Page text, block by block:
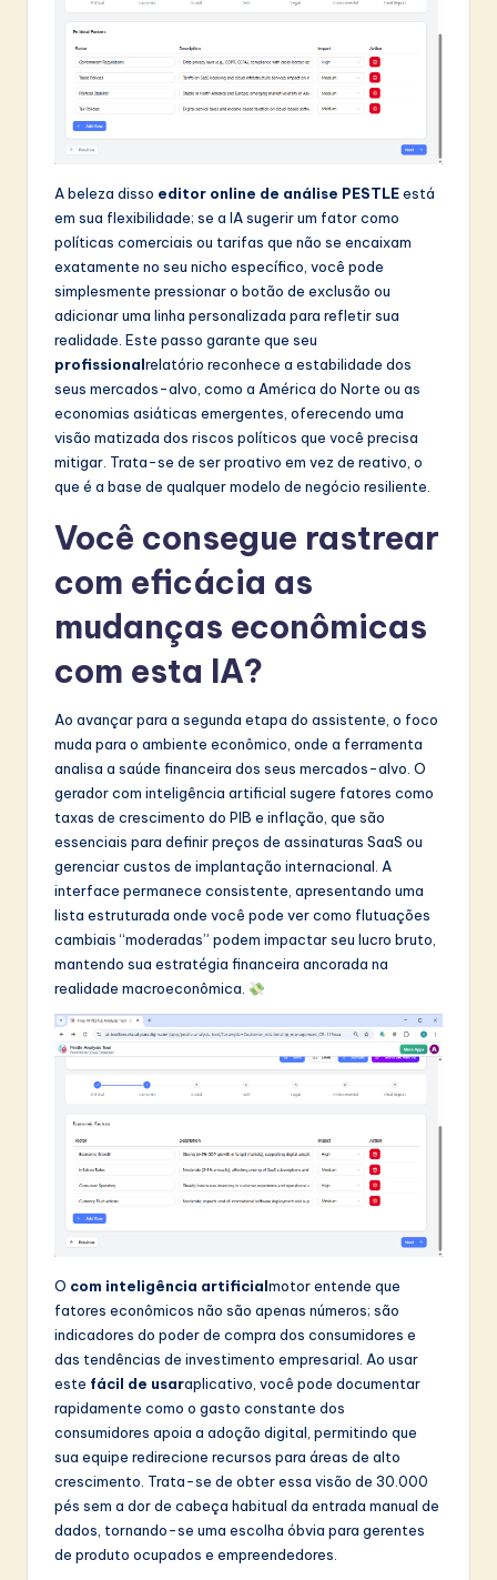
A beleza disso editor online de análise PESTLEestá
em sua flexibilidade; se a IA sugerir um fator como
políticas comerciais ou tarifas que não se encaixam
exatamente no seu nicho específico, você pode
simplesmente pressionar o botão de exclusão ou
adicionar uma linha personalizada para refletir sua
realidade. Este passo garante que seu
profissionalrelatório reconhece a estabilidade dos
seus mercados-alvo, como a América do Norte ou as
economias asiáticas emergentes, oferecendo uma
visão matizada dos riscos políticos que você precisa
mitigar. Trata-se de ser proativo em vez de reativo, o
que é a base de qualquer modelo de negócio resiliente.
Você consegue rastrear
com eficácia as
mudanças econômicas
com esta IA?
Ao avançar para a segunda etapa do assistente, o foco
muda para o ambiente econômico, onde a ferramenta
analisa a saúde financeira dos seus mercados-alvo. O
gerador com inteligência artificial sugere fatores como
taxas de crescimento do PIB e inflação, que são
essenciais para definir preços de assinaturas SaaS ou
gerenciar custos de implantação internacional. A
interface permanece consistente, apresentando uma
lista estruturada onde você pode ver como flutuações
cambiais “moderadas” podem impactar seu lucro bruto,
mantendo sua estratégia financeira ancorada na
realidade macroeconômica.
O com inteligência artificialmotor entende que
fatores econômicos não são apenas números; são
indicadores do poder de compra dos consumidores e
das tendências de investimento empresarial. Ao usar
este fácil de usaraplicativo, você pode documentar
rapidamente como o gasto constante dos
consumidores apoia a adoção digital, permitindo que
sua equipe redirecione recursos para áreas de alto
crescimento. Trata-se de obter essa visão de 30.000
pés sem a dor de cabeça habitual da entrada manual de
dados, tornando-se uma escolha óbvia para gerentes
de produto ocupados e empreendedores.